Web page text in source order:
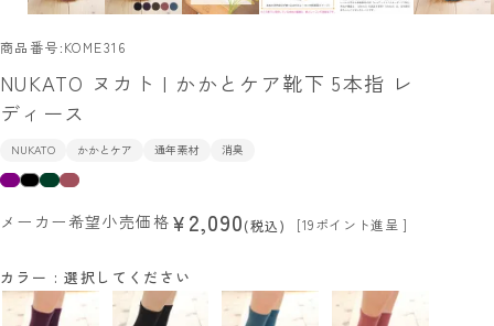
商品番号 KOME316
NUKATO ヌカト | かかとケア靴下 5本指 レ
ディース
NUKATO かかとケア 通年素材 消臭
メーカー希望小売価格 ¥2,090 税込 [19ポイント進呈 ]
カラー 選択してください